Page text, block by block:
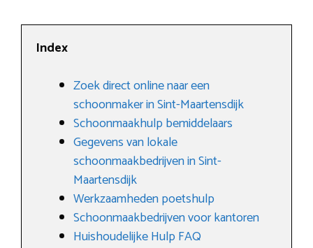
Index
Zoek direct online naar een
schoonmaker in Sint-Maartensdijk
Schoonmaakhulp bemiddelaars
Gegevens van lokale
schoonmaakbedrijven in Sint-
Maartensdijk
Werkzaamheden poetshulp
Schoonmaakbedrijven voor kantoren
Huishoudelijke Hulp FAQ